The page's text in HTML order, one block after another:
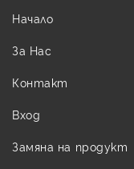
Начало
За Нас
Контакт
Вход
Замяна на продукт